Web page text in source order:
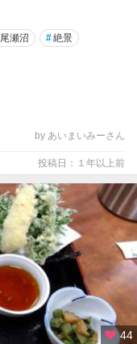
尾瀬沼 #絶景
by あいまいみーさん
投稿日：１年以上前
44